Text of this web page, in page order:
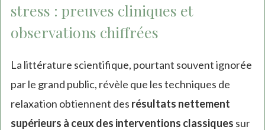
stress : preuves cliniques et
observations chiffrées
La littérature scientifique, pourtant souvent ignorée
par le grand public, révèle que les techniques de
relaxation obtiennent des résultats nettement
supérieurs à ceux des interventions classiques sur